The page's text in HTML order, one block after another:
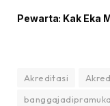
Pewarta: Kak Eka
Akreditasi
banggajadipramuka